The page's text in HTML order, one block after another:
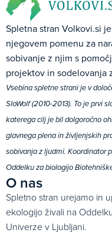
Spletna stran Volkovi.si
njegovem pomenu za
sobivanje z njim s
projektov in sodelovanja
Vsebina spletne strani je v
SloWolf (2010-2013). To je prvi
katerega cilj je bil dolgoročno
glavnega plena in življenjskih
sobivanja z ljudmi. Koordinator
Oddelku za biologijo
O nas
Spletno stran urejamo in
ekologijo živali na
Univerze v Ljubljani.